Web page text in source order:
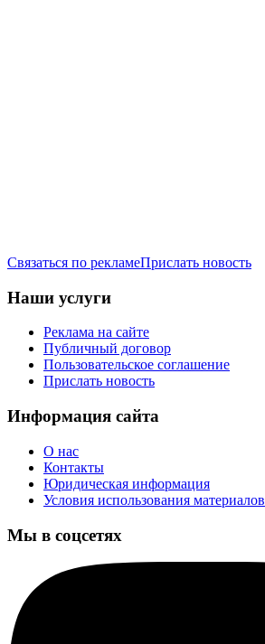
Связаться по рекламеПрислать новость
Наши услуги
Реклама на сайте
Публичный договор
Пользовательское соглашение
Прислать новость
Информация сайта
О нас
Контакты
Юридическая информация
Условия использования материалов
Мы в соцсетях